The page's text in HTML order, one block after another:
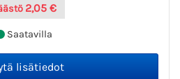
2,05 €
Saatavilla